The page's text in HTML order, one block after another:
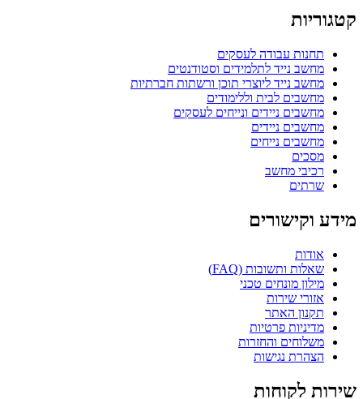
קטגוריות
תחנות עבודה לעסקים
מחשב נייד לתלמידים וסטודנטים
מחשב נייד ליוצרי תוכן ורשתות חברתיות
מחשבים לבית וללימודים
מחשבים ניידים ונייחים לעסקים
מחשבים ניידים
מחשבים נייחים
מסכים
רכיבי מחשב
שרתים
מידע וקישורים
אודות
שאלות ותשובות (FAQ)
מילון מונחים טכני
אזורי שירות
תקנון האתר
מדיניות פרטיות
משלוחים והחזרות
הצהרת נגישות
שירות לקוחות